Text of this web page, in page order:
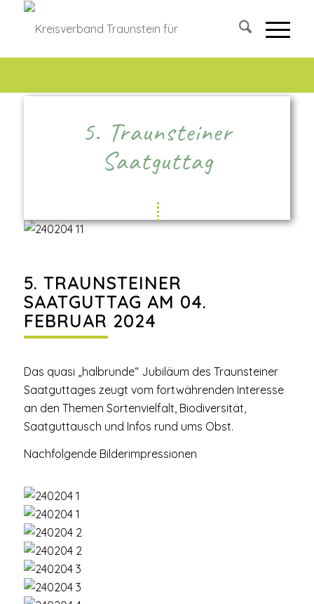
5. Traunsteiner
Saatguttag
5. TRAUNSTEINER
SAATGUTTAG AM 04.
FEBRUAR 2024
Das quasi „halbrunde“ Jubiläum des Traunsteiner
Saatguttages zeugt vom fortwährenden Interesse
an den Themen Sortenvielfalt, Biodiversität,
Saatguttausch und Infos rund ums Obst.
Nachfolgende Bilderimpressionen